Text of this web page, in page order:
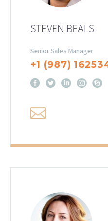
STEVEN BEALS
Senior Sales Manager
+1 (987)